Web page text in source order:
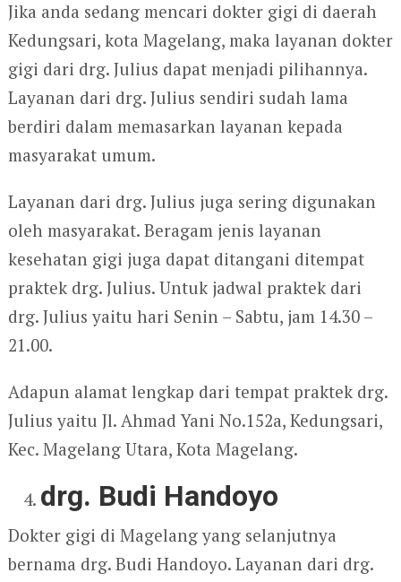
Jika anda sedang mencari dokter gigi di daerah
Kedungsari, kota Magelang, maka layanan dokter
gigi dari drg. Julius dapat menjadi pilihannya.
Layanan dari drg. Julius sendiri sudah lama
berdiri dalam memasarkan layanan kepada
masyarakat umum.
Layanan dari drg. Julius juga sering digunakan
oleh masyarakat. Beragam jenis layanan
kesehatan gigi juga dapat ditangani ditempat
praktek drg. Julius. Untuk jadwal praktek dari
drg. Julius yaitu hari Senin – Sabtu, jam 14.30 –
21.00.
Adapun alamat lengkap dari tempat praktek drg.
Julius yaitu Jl. Ahmad Yani No.152a, Kedungsari,
Kec. Magelang Utara, Kota Magelang.
drg. Budi Handoyo
Dokter gigi di Magelang yang selanjutnya
bernama drg. Budi Handoyo. Layanan dari drg.